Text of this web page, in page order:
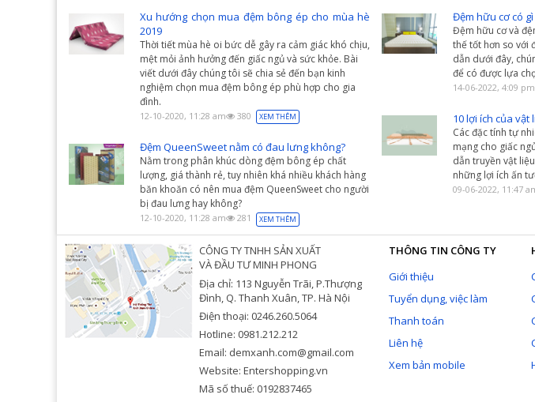
Xu hướng chọn mua đệm bông ép cho mùa hè
2019
Thời tiết mùa hè oi bức dễ gây ra cảm giác khó chịu,
mệt mỏi ảnh hưởng đến giấc ngủ và sức khỏe. Bài
viết dưới đây chúng tôi sẽ chia sẻ đến bạn kinh
nghiệm chọn mua đệm bông ép phù hợp cho gia
đình.
12-10-2020, 11:28 am 380 XEM THÊM
Đệm QueenSweet nằm có đau lưng không?
Nằm trong phân khúc dòng đệm bông ép chất
lượng, giá thành rẻ, tuy nhiên khá nhiều khách hàng
băn khoăn có nên mua đệm QueenSweet cho người
bị đau lưng hay không?
12-10-2020, 11:28 am 281 XEM THÊM
Đệm hữu cơ có
Đệm hữu cơ và
thế tốt hơn so với
dẫn dưới đây,
để có được lựa
14-06-2022, 4:09 pm
10 lợi ích của
Các đặc tính tự
mạng cho giấc
dẫn truyền vật
những lợi ích ấn
09-06-2022, 11:47
CÔNG TY TNHH SẢN XUẤT
VÀ ĐẦU TƯ MINH PHONG
Địa chỉ: 113 Nguyễn Trãi, P.Thượng
Đình, Q. Thanh Xuân, TP. Hà Nội
Điện thoại: 0246.260.5064
Hotline: 0981.212.212
Email: demxanh.com@gmail.com
Website: Entershopping.vn
Mã số thuế: 0192837465
THÔNG TIN CÔNG TY
Giới thiệu
Tuyển dụng, việc làm
Thanh toán
Liên hệ
Xem bản mobile